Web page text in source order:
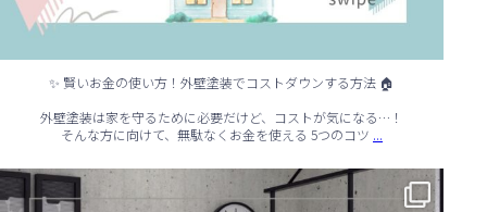
✨ 賢いお金の使い方！外壁塗装でコストダウンする方法 🏠
外壁塗装は家を守るために必要だけど、コストが気になる…！
そんな方に向けて、無駄なくお金を使える 5つのコツ ...
✨ シンプルでもおしゃれ！インテリアの引き算テクニック ✨
...